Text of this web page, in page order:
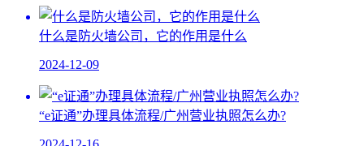
什么是防火墙公司，它的作用是什么
2024-12-09
“e证通”办理具体流程/广州营业执照怎么办?